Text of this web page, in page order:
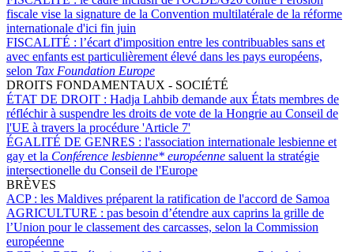
fiscale vise la signature de la Convention multilatérale de la réforme
internationale d'ici fin juin
FISCALITÉ : l’écart d'imposition entre les contribuables sans et
avec enfants est particulièrement élevé dans les pays européens,
selon Tax Foundation Europe
DROITS FONDAMENTAUX - SOCIÉTÉ
ÉTAT DE DROIT : Hadja Lahbib demande aux États membres de
réfléchir à suspendre les droits de vote de la Hongrie au Conseil de
l'UE à travers la procédure 'Article 7'
ÉGALITÉ DE GENRES : l'association internationale lesbienne et
gay et la Conférence lesbienne* européenne saluent la stratégie
intersectionelle du Conseil de l'Europe
BRÈVES
ACP : les Maldives préparent la ratification de l'accord de Samoa
AGRICULTURE : pas besoin d’étendre aux caprins la grille de
l’Union pour le classement des carcasses, selon la Commission
européenne